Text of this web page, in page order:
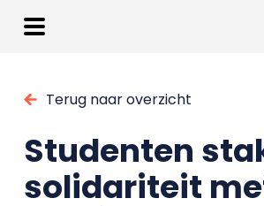
Terug naar overzicht
Studenten
solidariteit